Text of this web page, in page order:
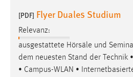
[PDF] Flyer Duales Studium
Relevanz:
ausgestattete Hörsäle und
dem neuesten Stand der Technik
• Campus-WLAN •